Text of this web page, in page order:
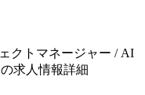
クトマネージャー / AI
求人情報詳細